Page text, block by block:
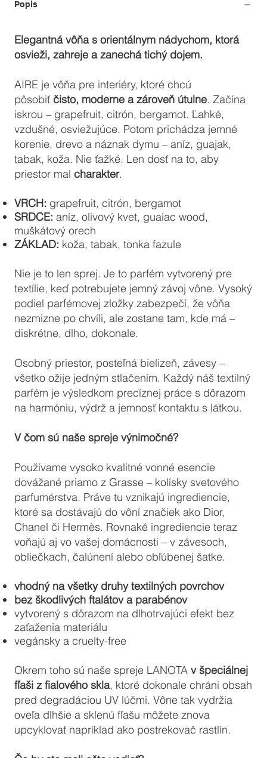
Popis
Elegantná vôňa s orientálnym nádychom, ktorá
osvieži, zahreje a zanechá tichý dojem.
AIRE je vôňa pre interiéry, ktoré chcú
pôsobiť čisto, moderne a zároveň útulne. Začína
iskrou – grapefruit, citrón, bergamot. Ľahké,
vzdušné, osviežujúce. Potom prichádza jemné
korenie, drevo a náznak dymu – aníz, guajak,
tabak, koža. Nie ťažké. Len dosť na to, aby
priestor mal charakter.
VRCH: grapefruit, citrón, bergamot
SRDCE: aníz, olivový kvet, guaiac wood,
muškátový orech
ZÁKLAD: koža, tabak, tonka fazule
Nie je to len sprej. Je to parfém vytvorený pre
textílie, keď potrebujete jemný závoj vône. Vysoký
podiel parfémovej zložky zabezpečí, že vôňa
nezmizne po chvíli, ale zostane tam, kde má –
diskrétne, dlho, dokonale.
Osobný priestor, posteľná bielizeň, závesy –
všetko ožije jedným stlačením. Každý náš textilný
parfém je výsledkom precíznej práce s dôrazom
na harmóniu, výdrž a jemnosť kontaktu s látkou.
V čom sú naše spreje výnimočné?
Používame vysoko kvalitné vonné esencie
dovážané priamo z Grasse – kolísky svetového
parfumérstva. Práve tu vznikajú ingrediencie,
ktoré sa dostávajú do vôní značiek ako Dior,
Chanel či Hermès. Rovnaké ingrediencie teraz
voňajú aj vo vašej domácnosti – v závesoch,
obliečkach, čalúnení alebo obľúbenej šatke.
vhodný na všetky druhy textilných povrchov
bez škodlivých ftalátov a parabénov
vytvorený s dôrazom na dlhotrvajúci efekt bez
zaťaženia materiálu
vegánsky a cruelty-free
Okrem toho sú naše spreje LANOTA v špeciálnej
fľaši z fialového skla, ktoré dokonale chráni obsah
pred degradáciou UV lúčmi. Vône tak vydržia
oveľa dlhšie a sklenú fľašu môžete znova
upcyklovať napríklad ako postrekovač rastlín.